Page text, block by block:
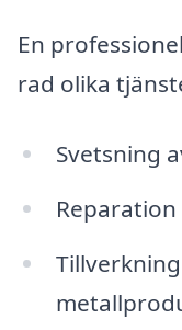
En
rad olika
Svetsning